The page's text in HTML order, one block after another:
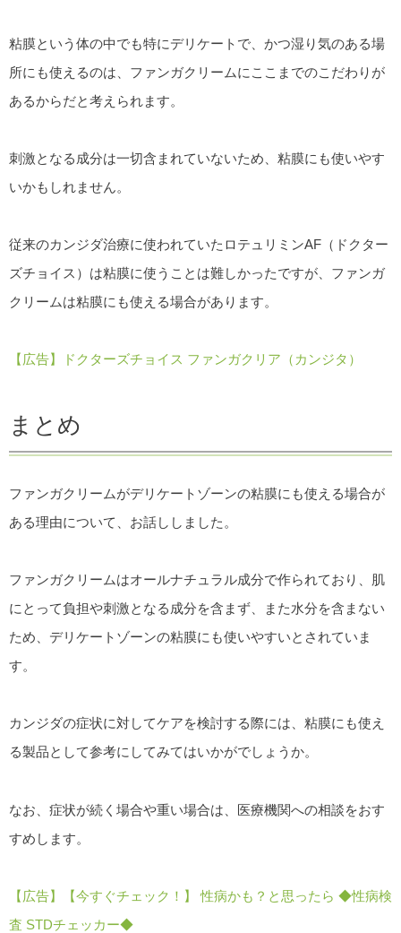
粘膜という体の中でも特にデリケートで、かつ湿り気のある場
所にも使えるのは、ファンガクリームにここまでのこだわりが
あるからだと考えられます。
刺激となる成分は一切含まれていないため、粘膜にも使いやす
いかもしれません。
従来のカンジダ治療に使われていたロテュリミンAF（ドクター
ズチョイス）は粘膜に使うことは難しかったですが、ファンガ
クリームは粘膜にも使える場合があります。
【広告】ドクターズチョイス ファンガクリア（カンジタ）
まとめ
ファンガクリームがデリケートゾーンの粘膜にも使える場合が
ある理由について、お話ししました。
ファンガクリームはオールナチュラル成分で作られており、肌
にとって負担や刺激となる成分を含まず、また水分を含まない
ため、デリケートゾーンの粘膜にも使いやすいとされていま
す。
カンジダの症状に対してケアを検討する際には、粘膜にも使え
る製品として参考にしてみてはいかがでしょうか。
なお、症状が続く場合や重い場合は、医療機関への相談をおす
すめします。
【広告】【今すぐチェック！】 性病かも？と思ったら ◆性病検
査 STDチェッカー◆